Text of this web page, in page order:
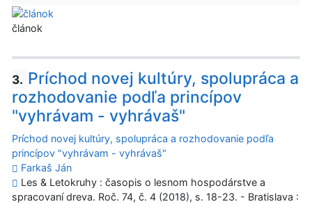
článok
3. Príchod novej kultúry, spolupráca a
rozhodovanie podľa princípov
"vyhrávam - vyhrávaš"
Príchod novej kultúry, spolupráca a rozhodovanie podľa
princípov "vyhrávam - vyhrávaš"
Farkaš Ján
Les & Letokruhy : časopis o lesnom hospodárstve a
spracovaní dreva. Roč. 74, č. 4 (2018), s. 18-23. - Bratislava :